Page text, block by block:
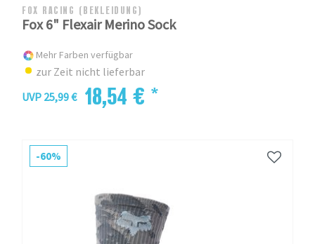
FOX RACING (BEKLEIDUNG)
Fox 6" Flexair Merino Sock
Mehr Farben verfügbar
zur Zeit nicht lieferbar
UVP 25,99 € 18,54 € *
-60%